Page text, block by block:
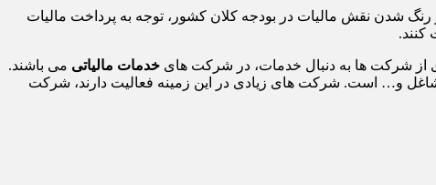
رنگ شدن نقش مالیات در بودجه کلان کشور، توجه به پرداخت مالیات
کنند.
از شرکت ها به دنبال خدمات، در شرکت های خدمات مالیاتی می باشند.
و… است. شرکت های زیادی در این زمینه فعالیت دارند، شرکت